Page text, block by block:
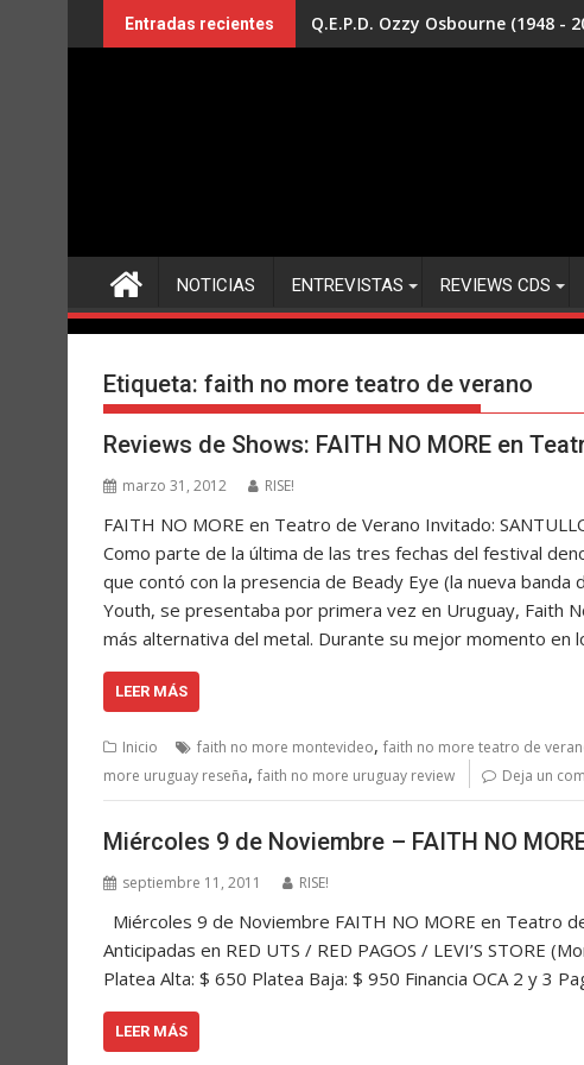
al
Entradas recientes Q.E.P.D. Ozzy Osbourne (1948 -
NOTICIAS ENTREVISTAS REVIEWS CDS
Etiqueta: faith no more teatro de verano
Reviews de Shows: FAITH NO MORE en
marzo 31, 2012 RISE!
FAITH NO MORE en Teatro de Verano Invitado:
Como parte de la última de las tres fechas del festival
que contó con la presencia de Beady Eye (la nueva
Youth, se presentaba por primera vez en Uruguay, Faith
más alternativa del metal. Durante su mejor momento en
LEER MÁS
Inicio faith no more montevideo, faith no more teatro de
more uruguay reseña, faith no more uruguay review Deja un
Miércoles 9 de Noviembre – FAITH NO
septiembre 11, 2011 RISE!
Miércoles 9 de Noviembre FAITH NO MORE en Teatro
Anticipadas en RED UTS / RED PAGOS / LEVI’S STORE
Platea Alta: $ 650 Platea Baja: $ 950 Financia OCA 2 y 3
LEER MÁS